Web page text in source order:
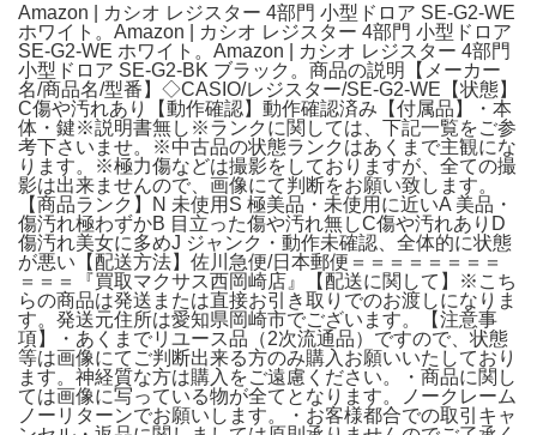
Amazon | カシオ レジスター 4部門 小型ドロア SE-G2-WE
ホワイト。Amazon | カシオ レジスター 4部門 小型ドロア
SE-G2-WE ホワイト。Amazon | カシオ レジスター 4部門
小型ドロア SE-G2-BK ブラック。商品の説明【メーカー
名/商品名/型番】◇CASIO/レジスター/SE-G2-WE【状態】
C傷や汚れあり【動作確認】動作確認済み【付属品】・本
体・鍵※説明書無し※ランクに関しては、下記一覧をご参
考下さいませ。※中古品の状態ランクはあくまで主観にな
ります。※極力傷などは撮影をしておりますが、全ての撮
影は出来ませんので、画像にて判断をお願い致します。
【商品ランク】N 未使用S 極美品・未使用に近いA 美品・
傷汚れ極わずかB 目立った傷や汚れ無しC傷や汚れありD
傷汚れ美女に多めJ ジャンク・動作未確認、全体的に状態
が悪い【配送方法】佐川急便/日本郵便＝＝＝＝＝＝＝＝
＝＝＝『買取マクサス西岡崎店』【配送に関して】※こち
らの商品は発送または直接お引き取りでのお渡しになりま
す。発送元住所は愛知県岡崎市でございます。【注意事
項】・あくまでリユース品（2次流通品）ですので、状態
等は画像にてご判断出来る方のみ購入お願いいたしており
ます。神経質な方は購入をご遠慮ください。・商品に関し
ては画像に写っている物が全てとなります。ノークレーム
ノーリターンでお願いします。・お客様都合での取引キャ